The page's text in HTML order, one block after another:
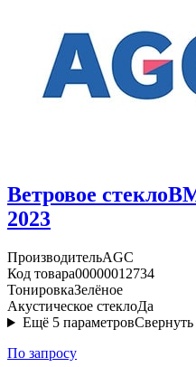
Ветровое стекло
2023
ПроизводительAGC
Код товара00000012734
ТонировкаЗелёное
Акустическое стеклоДа
Ещё 5 параметровСвернуть
По запросу